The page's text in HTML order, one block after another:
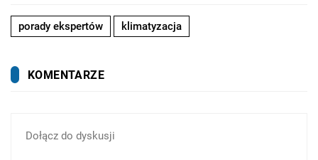
porady ekspertów klimatyzacja
KOMENTARZE